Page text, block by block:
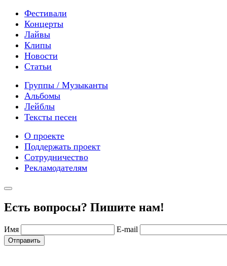
Фестивали
Концерты
Лайвы
Клипы
Новости
Статьи
Группы / Музыканты
Альбомы
Лейблы
Тексты песен
О проекте
Поддержать проект
Сотрудничество
Рекламодателям
Есть вопросы? Пишите нам!
Имя E-mail